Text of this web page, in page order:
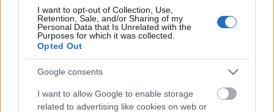
I want to opt-out of Collection, Use,
Retention, Sale, and/or Sharing of my
Personal Data that Is Unrelated with the
Purposes for which it was collected.
Opted Out
Google consents
I want to allow Google to enable storage
related to advertising like cookies on web or
HIRDETÉS